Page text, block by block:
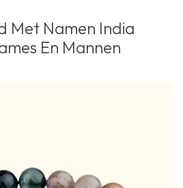
Met Namen India
En Mannen